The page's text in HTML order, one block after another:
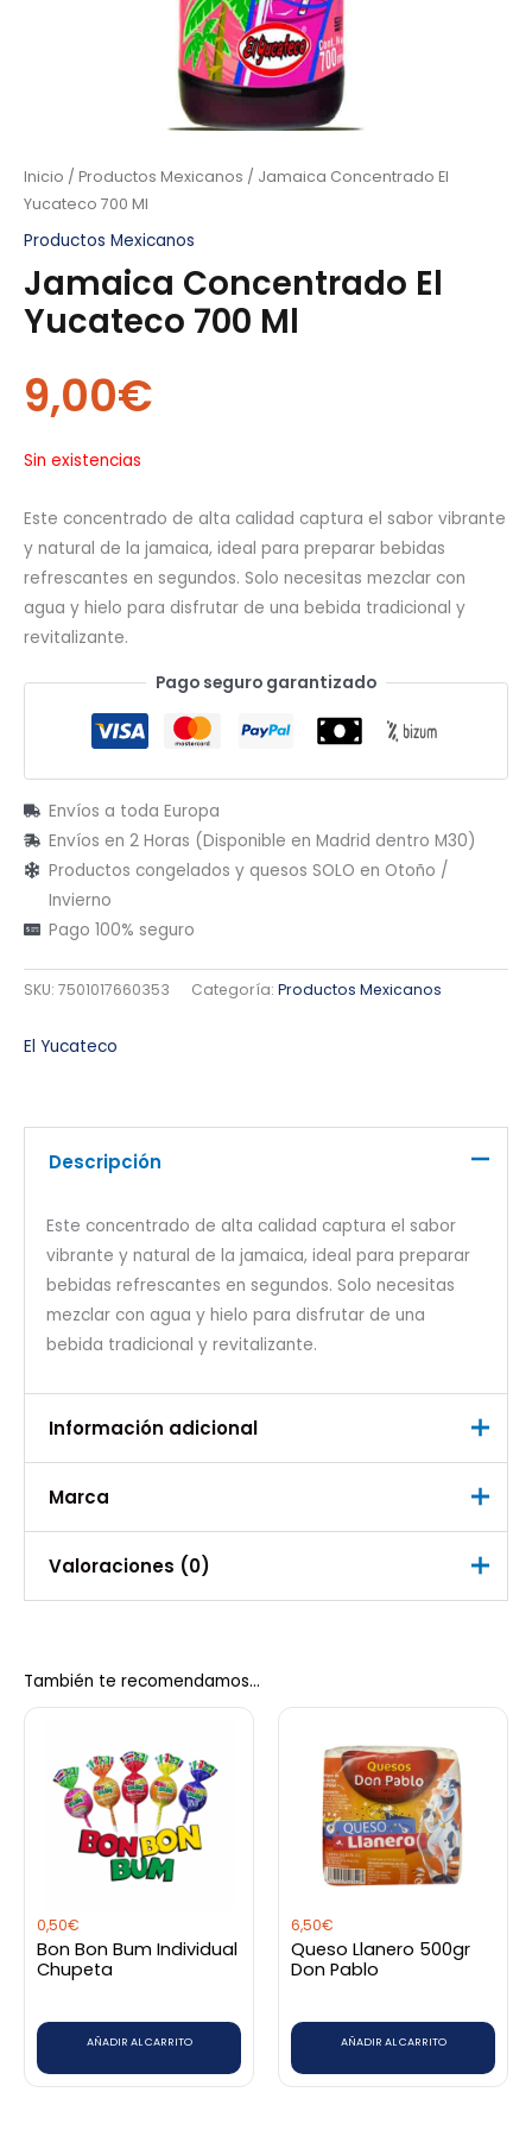
Inicio / Productos Mexicanos / Jamaica Concentrado El
Yucateco 700 Ml
Productos Mexicanos
Jamaica Concentrado El
Yucateco 700 Ml
9,00€
Sin existencias
Este concentrado de alta calidad captura el sabor vibrante
y natural de la jamaica, ideal para preparar bebidas
refrescantes en segundos. Solo necesitas mezclar con
agua y hielo para disfrutar de una bebida tradicional y
revitalizante.
Pago seguro garantizado
Envíos a toda Europa
Envíos en 2 Horas (Disponible en Madrid dentro M30)
Productos congelados y quesos SOLO en Otoño /
Invierno
Pago 100% seguro
SKU: 7501017660353 Categoría: Productos Mexicanos
El Yucateco
Descripción
Este concentrado de alta calidad captura el sabor
vibrante y natural de la jamaica, ideal para preparar
bebidas refrescantes en segundos. Solo necesitas
mezclar con agua y hielo para disfrutar de una
bebida tradicional y revitalizante.
Información adicional
Peso
Marca
Marca
El Yucateco
Valoraciones (0)
Sé el primero en valorar “Jamaica
Concentrado El Yucateco 700 Ml”
Debesaccederpara publicar una valoración.
También te recomendamos…
0,50€
Bon Bon Bum Individual
Chupeta
AÑADIR AL CARRITO
6,50€
Queso Llanero 500gr
Don Pablo
AÑADIR AL CARRITO